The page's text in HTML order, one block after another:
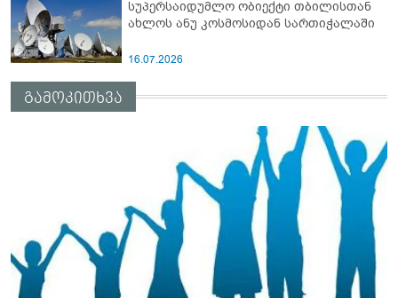
სუპერსაიდუმლო ობიექტი თბილისთან
ახლოს ანუ კოსმოსიდან სართიჭალაში
16.07.2026
გამოკითხვა